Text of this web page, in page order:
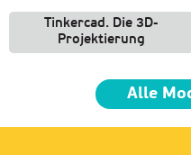
Tinkercad. Die 3D-
Projektierung
Alle